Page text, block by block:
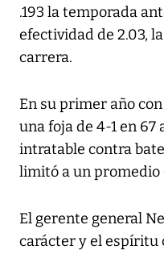
.193 la temporada
efectividad de 2.03,
carrera.
En su primer año
una foja de 4-1 en
intratable contra
limitó a un promedio
El gerente general
carácter y el espíritu